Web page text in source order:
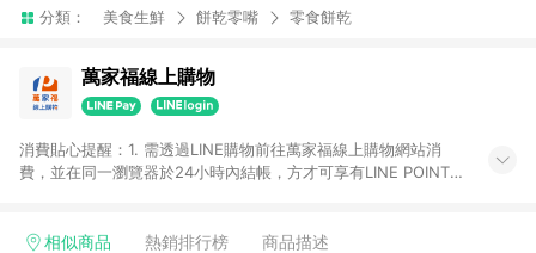
分類： 美食生鮮 餅乾零嘴 零食餅乾
萬家福線上購物
消費貼心提醒：1. 需透過LINE購物前往萬家福線上購物網站消
費，並在同一瀏覽器於24小時內結帳，方才可享有LINE POINTS
4. 不具回饋資格種類商品：電子禮券。 5. 回饋點數計算將排除訂
相似商品 熱銷排行榜 商品描述